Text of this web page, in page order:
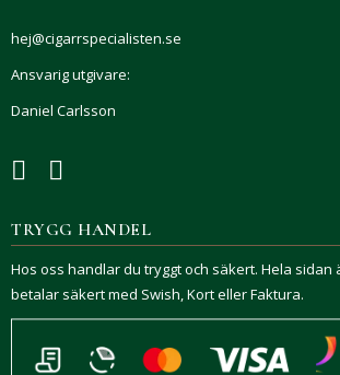
hej@cigarrspecialisten.se
Ansvarig utgivare:
Daniel Carlsson
TRYGG HANDEL
Hos oss handlar du tryggt och säkert. Hela sidan
betalar säkert med Swish, Kort eller Faktura.